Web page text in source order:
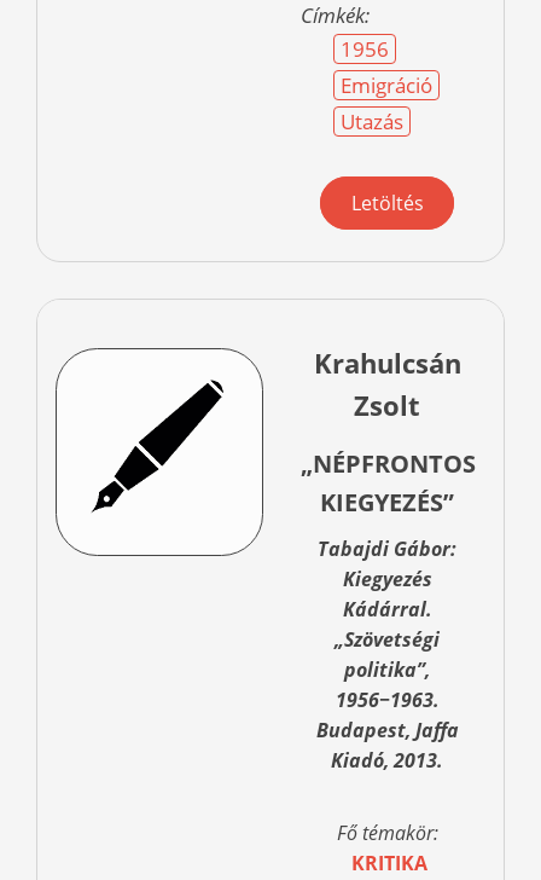
Címkék:
1956
Emigráció
Utazás
Letöltés
Krahulcsán
Zsolt
„NÉPFRONTOS
KIEGYEZÉS”
Tabajdi Gábor:
Kiegyezés
Kádárral.
„Szövetségi
politika”,
1956−1963.
Budapest, Jaffa
Kiadó, 2013.
Fő témakör:
KRITIKA